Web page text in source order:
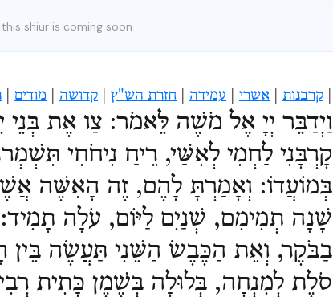
shiur is coming soon
קרבנות אשרי עמידה חזרת הש"ץ קדושה מודים
וַיְדַבֵּר יְיָ אֶל מֹשֶׁה לֵּאמֹר: צַו אֶת
קָרְבָּנִי לַחְמִי לְאִשַּׁי, רֵיחַ נִיחֹחִי
בְּמוֹעֲדוֹ: וְאָמַרְתָּ לָהֶם, זֶה הָאִשֶּׁה
שָׁנָה תְמִימִם, שְׁנַיִם לַיּוֹם, עֹלָה תָמִיד:
בַבֹּקֶר, וְאֵת הַכֶּבֶשׂ הַשֵּׁנִי תַּעֲשֶׂה בֵּין
סֹלֶת לְמִנְחָה, בְּלוּלָה בְּשֶׁמֶן כָּתִית